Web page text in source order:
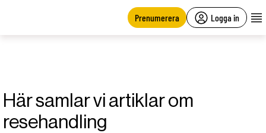
Prenumerera Logga in
Här samlar vi artiklar om
resehandling